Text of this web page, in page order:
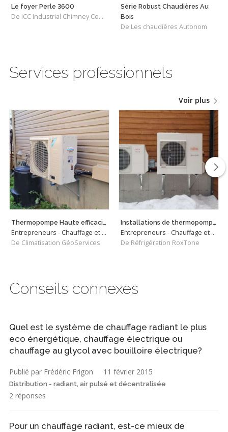
Le foyer Perle 3600
De ICC Industrial Chimney Company Inc.
Série Robust Chaudières Au
Bois
De Les chaudières Autonom
Services professionnels
Voir plus
Thermopompe Haute efficacité Daikin Fit à Ste-Dorothée (Laval)
Entrepreneurs - Chauffage et Climatisation
De Climatisation GéoServices
Installations de thermopompes murales et centrales
Entrepreneurs - Chauffage et Climatisation
De Réfrigération RoxTone
Conseils connexes
Quel est le système de chauffage radiant le plus
eco énergétique, chauffage électrique ou
chauffage au glycol avec bouilloire électrique?
Publié par Frédéric Frigon 11 février 2015
Distribution - radiant, air pulsé et décentralisée
2 réponses
Pour un chauffage radiant, est-ce mieux de